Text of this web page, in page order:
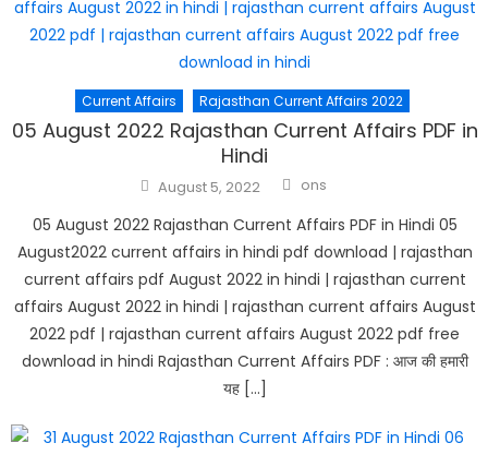
Current Affairs Rajasthan Current Affairs 2022
05 August 2022 Rajasthan Current Affairs PDF in
Hindi
Posted
on
August 5, 2022 Author
ons
05 August 2022 Rajasthan Current Affairs PDF in Hindi 05
August2022 current affairs in hindi pdf download | rajasthan
current affairs pdf August 2022 in hindi | rajasthan current
affairs August 2022 in hindi | rajasthan current affairs August
2022 pdf | rajasthan current affairs August 2022 pdf free
download in hindi Rajasthan Current Affairs PDF : आज की हमारी
यह […]